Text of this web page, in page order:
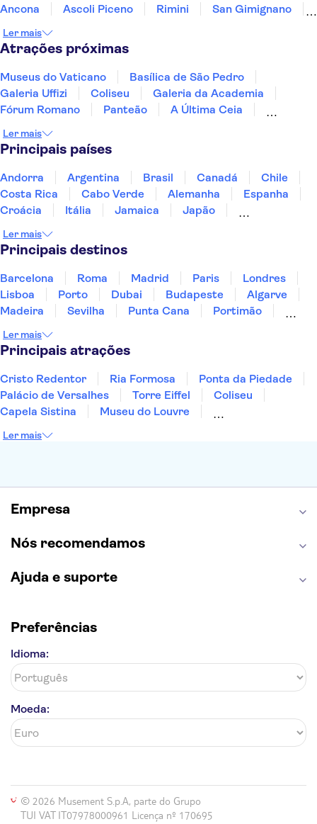
Ancona
Ascoli Piceno Rimini
San Gimignano
Ler mais
Atrações próximas
Museus do Vaticano
Basílica de São Pedro
Galeria Uffizi
Coliseu
Galeria da Academia
Fórum Romano
Panteão
A Última Ceia
Capela Sistina
Vulcão Etna
Sea caves of Polignano a Mare
Ler mais
Principais países
Andorra Argentina Brasil Canadá
Chile
Costa Rica
Cabo Verde Alemanha
Espanha
Croácia
Itália Jamaica
Japão
Portugal
Singapura
Ler mais
Principais destinos
Barcelona Roma Madrid Paris
Londres
Lisboa
Porto Dubai Budapeste
Algarve
Madeira
Sevilha Punta Cana
Portimão
Sesimbra
Ler mais
Principais atrações
Cristo Redentor Ria Formosa
Ponta da Piedade
Palácio de Versalhes
Torre Eiffel
Coliseu
Capela Sistina
Museu do Louvre
Torre de Belém
Ler mais
Empresa
Nós recomendamos
Ajuda e suporte
Preferências
Idioma:
Moeda:
© 2026 Musement S.p.A, parte do Grupo
TUI VAT IT07978000961 Licença nº 170695